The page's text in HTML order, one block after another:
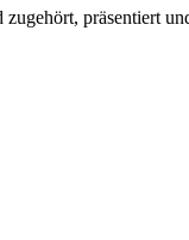
präsentiert